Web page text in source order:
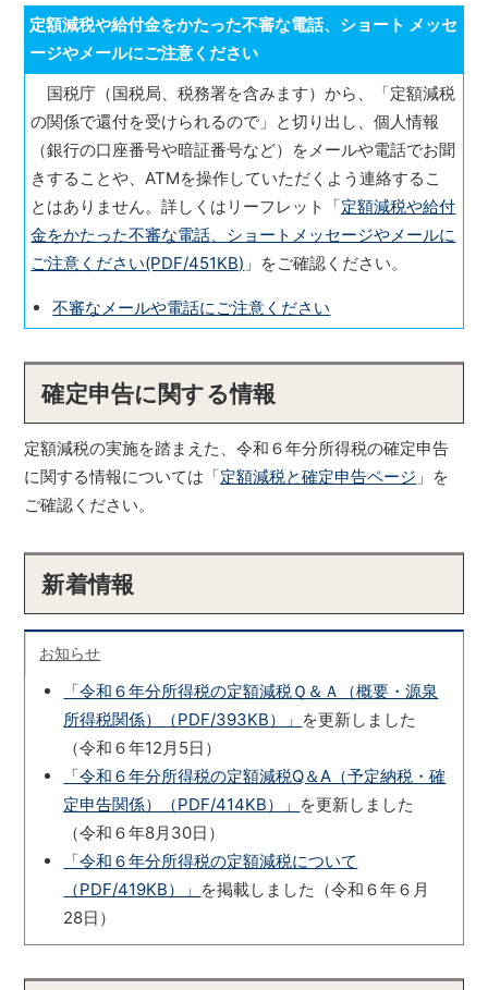
定額減税や給付金をかたった不審な電話、ショート メッセ
ージやメールにご注意ください
国税庁（国税局、税務署を含みます）から、「定額減税
の関係で還付を受けられるので」と切り出し、個人情報
（銀行の口座番号や暗証番号など）をメールや電話でお聞
きすることや、ATMを操作していただくよう連絡するこ
とはありません。詳しくはリーフレット「定額減税や給付
金をかたった不審な電話、ショートメッセージやメールに
ご注意ください(PDF/451KB) 」をご確認ください。
不審なメールや電話にご注意ください
確定申告に関する情報
定額減税の実施を踏まえた、令和６年分所得税の確定申告
に関する情報については「定額減税と確定申告ページ 」を
ご確認ください。
新着情報
お知らせ
「令和６年分所得税の定額減税Ｑ＆Ａ（概要・源泉
所得税関係）（PDF/393KB）」 を更新しました
（令和６年12月5日）
「令和６年分所得税の定額減税Q＆A（予定納税・確
定申告関係）（PDF/414KB）」 を更新しました
（令和６年8月30日）
「令和６年分所得税の定額減税について
（PDF/419KB）」 を掲載しました（令和６年６月
28日）
「令和６年分所得税の予定納税における定額減税の
取扱いについて（PDF/4,140KB）」を掲載しました